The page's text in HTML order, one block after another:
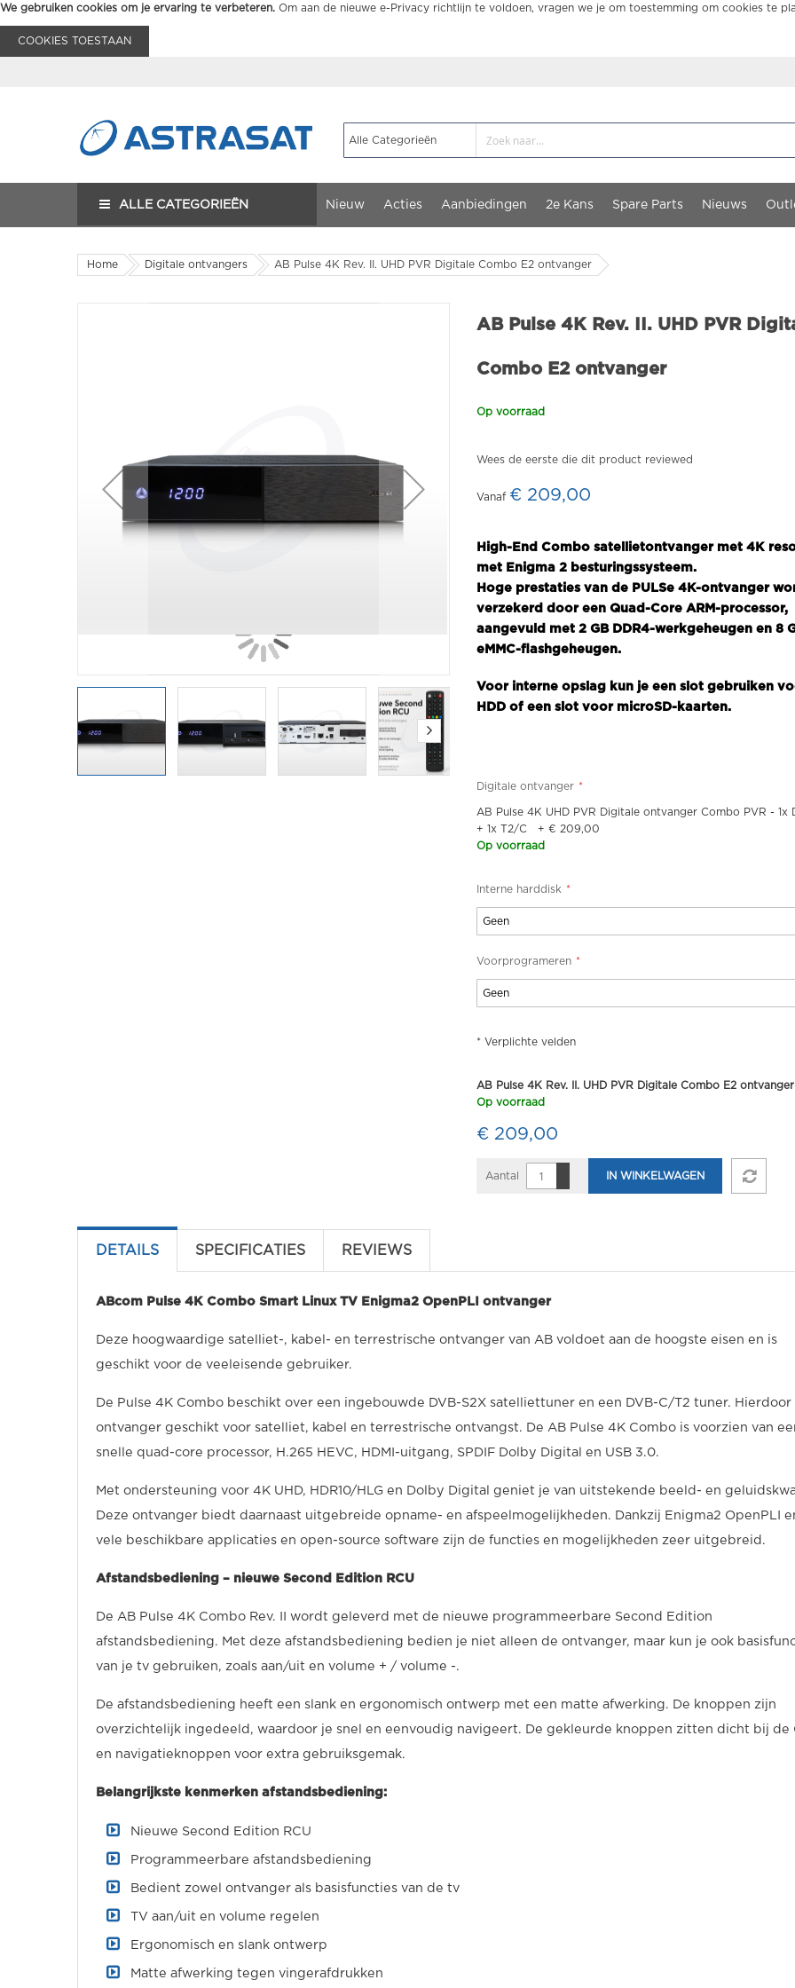
We gebruiken cookies om je ervaring te verbeteren. Om aan de nieuwe e-Privacy richtlijn te voldoen, vragen we je om toestemming om cookies te
COOKIES TOESTAAN
ALLE CATEGORIEËN Nieuw Acties Aanbiedingen 2e Kans Spare Parts Nieuws
Home Digitale ontvangers AB Pulse 4K Rev. II. UHD PVR Digitale Combo E2 ontvanger
AB Pulse 4K Rev. II. UHD PVR
Combo E2 ontvanger
Op voorraad
Wees de eerste die dit product reviewed
€ 209,00
High-End Combo satellietontvanger met 4K
met Enigma 2 besturingssysteem.
Hoge prestaties van de PULSe 4K-ontvanger
verzekerd door een Quad-Core ARM-processor,
aangevuld met 2 GB DDR4-werkgeheugen en 8
eMMC-flashgeheugen.
Voor interne opslag kun je een slot gebruiken
HDD of een slot voor microSD-kaarten.
Digitale ontvanger
AB Pulse 4K UHD PVR Digitale ontvanger Combo PVR - 1x
+ 1x T2/C
+ € 209,00
Op voorraad
Interne harddisk
Voorprogrameren
* Verplichte velden
AB Pulse 4K Rev. II. UHD PVR Digitale Combo E2 ontvanger
Op voorraad
€ 209,00
Aantal IN WINKELWAGEN
DETAILS SPECIFICATIES REVIEWS
ABcom Pulse 4K Combo Smart Linux TV Enigma2 OpenPLI ontvanger
Deze hoogwaardige satelliet-, kabel- en terrestrische ontvanger van AB voldoet aan de hoogste eisen en is
geschikt voor de veeleisende gebruiker.
De Pulse 4K Combo beschikt over een ingebouwde DVB-S2X satelliettuner en een DVB-C/T2 tuner. Hierdoor
ontvanger geschikt voor satelliet, kabel en terrestrische ontvangst. De AB Pulse 4K Combo is voorzien van
snelle quad-core processor, H.265 HEVC, HDMI-uitgang, SPDIF Dolby Digital en USB 3.0.
Met ondersteuning voor 4K UHD, HDR10/HLG en Dolby Digital geniet je van uitstekende beeld- en
Deze ontvanger biedt daarnaast uitgebreide opname- en afspeelmogelijkheden. Dankzij Enigma2 OpenPLI
vele beschikbare applicaties en open-source software zijn de functies en mogelijkheden zeer uitgebreid.
Afstandsbediening – nieuwe Second Edition RCU
De AB Pulse 4K Combo Rev. II wordt geleverd met de nieuwe programmeerbare Second Edition
afstandsbediening. Met deze afstandsbediening bedien je niet alleen de ontvanger, maar kun je ook
van je tv gebruiken, zoals aan/uit en volume + / volume -.
De afstandsbediening heeft een slank en ergonomisch ontwerp met een matte afwerking. De knoppen zijn
overzichtelijk ingedeeld, waardoor je snel en eenvoudig navigeert. De gekleurde knoppen zitten dicht bij de
en navigatieknoppen voor extra gebruiksgemak.
Belangrijkste kenmerken afstandsbediening:
Nieuwe Second Edition RCU
Programmeerbare afstandsbediening
Bedient zowel ontvanger als basisfuncties van de tv
TV aan/uit en volume regelen
Ergonomisch en slank ontwerp
Matte afwerking tegen vingerafdrukken